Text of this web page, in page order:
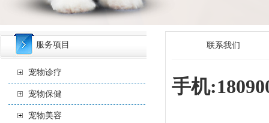
服务项目
宠物诊疗
宠物保健
宠物美容
联系我们
手机